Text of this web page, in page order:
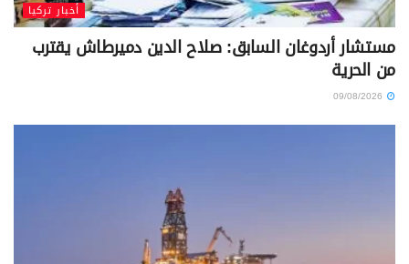
أخبار تركيا
مستشار أردوغان السابق: صلاح الدين دميرطاش يقترب
من الحرية